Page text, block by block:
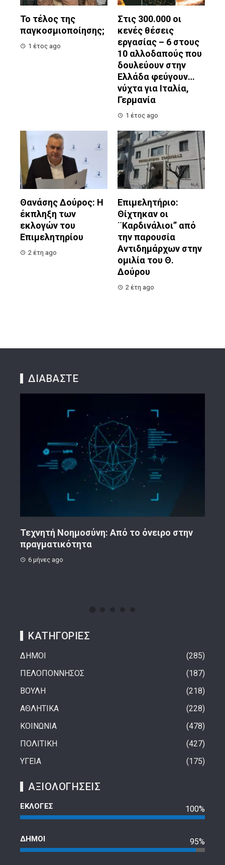
Το τέλος της
παγκοσμιοποίησης;
1 έτος ago
Στις 300.000 οι
κενές θέσεις
εργασίας – 6 στους
10 αλλοδαπούς που
δουλεύουν στην
Ελλάδα φεύγουν…
νύχτα για Ιταλία,
Γερμανία
1 έτος ago
Θανάσης Δούρος: Η
έκπληξη των
εκλογών του
Επιμελητηρίου
2 έτη ago
Επιμελητήριο:
Θίχτηκαν οι
¨Καρδινάλιοι” από
την παρουσία
Αντιδημάρχων στην
ομιλία του Θ.
Δούρου
2 έτη ago
ΔΙΑΒΑΣΤΕ
Κορινθιακό Επιχειρείν – Ανακοίνωση
8 μήνες ago
ΚΑΤΗΓΟΡΙΕΣ
ΔΗΜΟΙ
285
ΠΕΛΟΠΟΝΝΗΣΟΣ
187
ΒΟΥΛΗ
218
ΑΘΛΗΤΙΚΑ
228
ΚΟΙΝΩΝΙΑ
478
ΠΟΛΙΤΙΚΗ
427
ΥΓΕΙΑ
175
ΑΞΙΟΛΟΓΗΣΕΙΣ
ΕΚΛΟΓΕΣ 100%
ΔΗΜΟΙ 95%